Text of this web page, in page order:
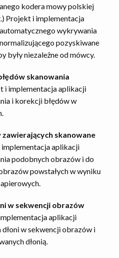
kodera mowy polskiej
Projekt i implementacja
wykrywania
pozyskiwane
były niezależne od mówcy.
skanowania
i implementacja aplikacji
i korekcji błędów w
skanowane
aplikacji
podobnych obrazów i do
powstałych w wyniku
w sekwencji obrazów
aplikacji
w sekwencji obrazów i
dłonią.